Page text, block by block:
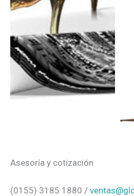
Asesoría y cotización
(0155) 3185 1880 /